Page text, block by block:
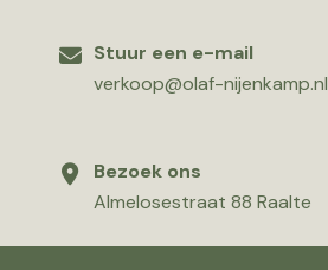
Stuur een e-mail
verkoop@olaf-nijenkamp.nl
Bezoek ons
Almelosestraat 88 Raalte